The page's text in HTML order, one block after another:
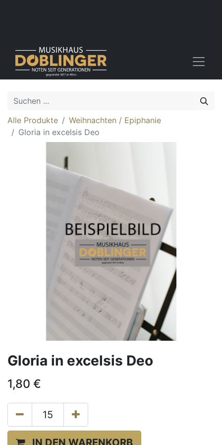
Alle Produkte
Weihnachten / Epiphanie
Gloria in excelsis Deo
Gloria in excelsis Deo
1,80 €
IN DEN WARENKORB